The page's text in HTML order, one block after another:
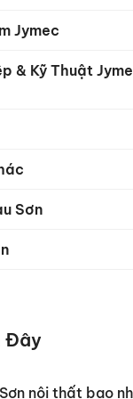
Jymec
& Kỹ Thuật
Sơn
Đây
Sơn nội thất bao